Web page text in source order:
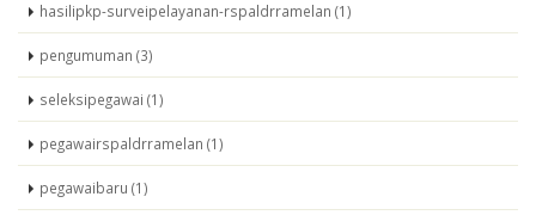
hasilipkp-surveipelayanan-rspaldrramelan (1)
pengumuman (3)
seleksipegawai (1)
pegawairspaldrramelan (1)
pegawaibaru (1)